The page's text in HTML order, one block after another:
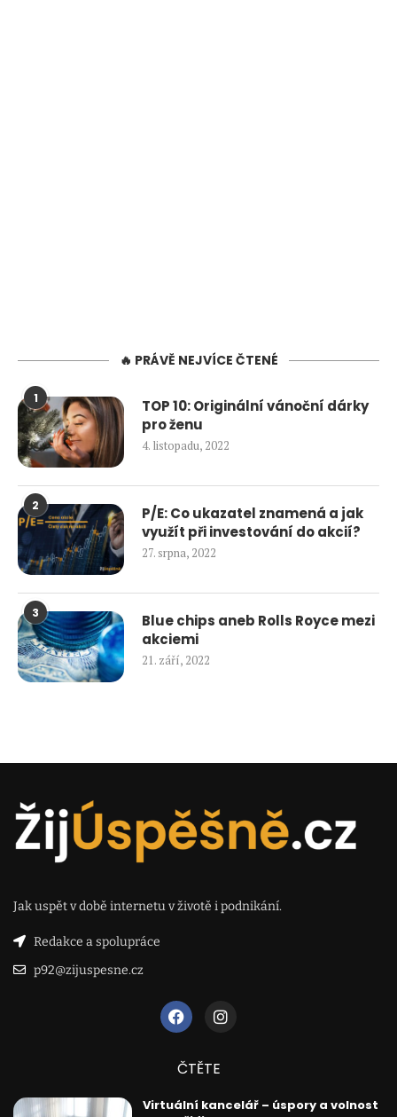
🔥 PRÁVĚ NEJVÍCE ČTENÉ
1
TOP 10: Originální vánoční dárky
pro ženu
4. listopadu, 2022
2
P/E: Co ukazatel znamená a jak
využít při investování do akcií?
27. srpna, 2022
3
Blue chips aneb Rolls Royce mezi
akciemi
21. září, 2022
Jak uspět v době internetu v životě i podnikání.
Redakce a spolupráce
p92@zijuspesne.cz
ČTĚTE
Virtuální kancelář – úspory a volnost